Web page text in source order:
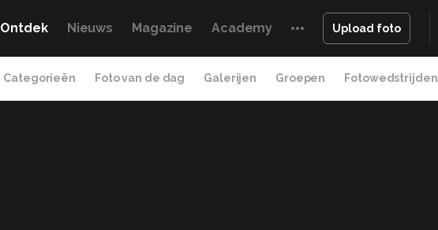
Ontdek Nieuws Magazine Academy Upload foto
Categorieën Foto van de dag Galerijen Groepen Fotowedstrijden